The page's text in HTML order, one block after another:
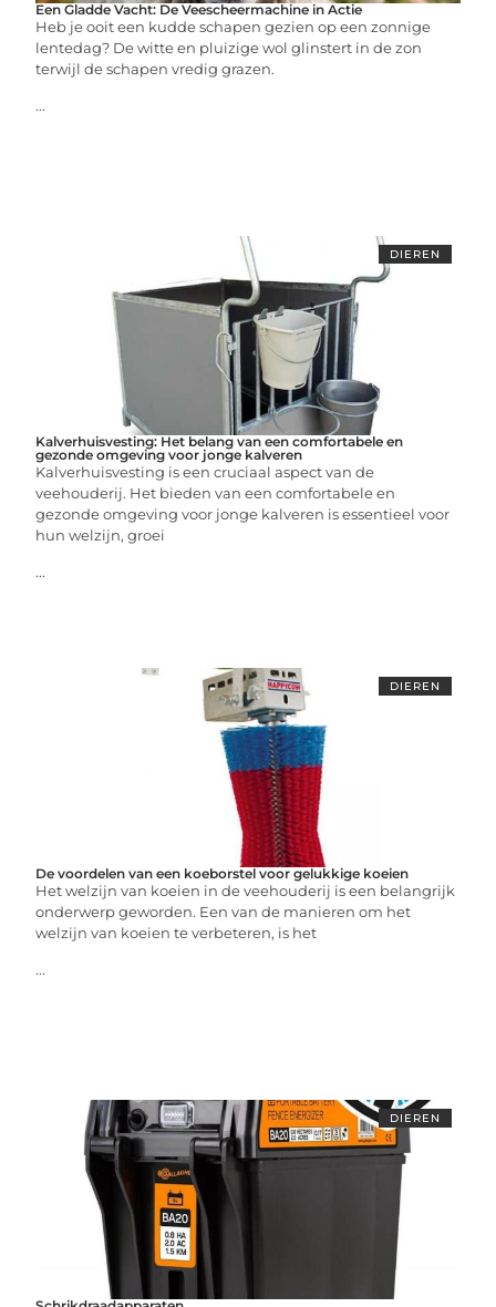
Een Gladde Vacht: De Veescheermachine in Actie
Heb je ooit een kudde schapen gezien op een zonnige
lentedag? De witte en pluizige wol glinstert in de zon
terwijl de schapen vredig grazen.
...
DIEREN
Kalverhuisvesting: Het belang van een comfortabele en
gezonde omgeving voor jonge kalveren
Kalverhuisvesting is een cruciaal aspect van de
veehouderij. Het bieden van een comfortabele en
gezonde omgeving voor jonge kalveren is essentieel voor
hun welzijn, groei
...
DIEREN
De voordelen van een koeborstel voor gelukkige koeien
Het welzijn van koeien in de veehouderij is een belangrijk
onderwerp geworden. Een van de manieren om het
welzijn van koeien te verbeteren, is het
...
DIEREN